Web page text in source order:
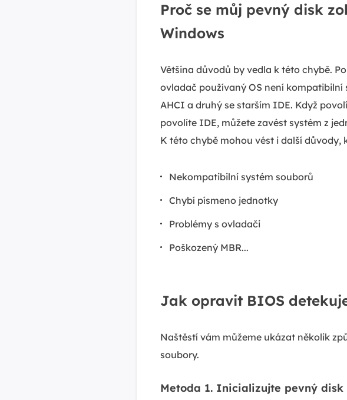
Proč se můj pevný disk
Windows
Většina důvodů by vedla k této chybě.
ovladač používaný OS není kompatibilní
AHCI a druhý se starším IDE. Když
povolíte IDE, můžete zavést systém z
K této chybě mohou vést i další důvody,
Nekompatibilní systém souborů
Chybí písmeno jednotky
Problémy s ovladači
Poškozený MBR...
Jak opravit BIOS
Naštěstí vám můžeme ukázat několik
soubory.
Metoda 1. Inicializujte pevný disk